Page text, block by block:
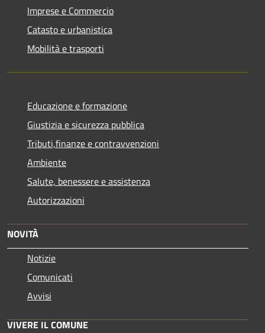
Imprese e Commercio
Catasto e urbanistica
Mobilità e trasporti
Educazione e formazione
Giustizia e sicurezza pubblica
Tributi,finanze e contravvenzioni
Ambiente
Salute, benessere e assistenza
Autorizzazioni
NOVITÀ
Notizie
Comunicati
Avvisi
VIVERE IL COMUNE